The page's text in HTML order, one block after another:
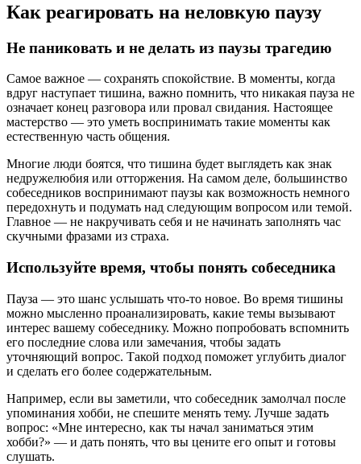
Как реагировать на неловкую паузу
Не паниковать и не делать из паузы трагедию
Самое важное — сохранять спокойствие. В моменты, когда
вдруг наступает тишина, важно помнить, что никакая пауза не
означает конец разговора или провал свидания. Настоящее
мастерство — это уметь воспринимать такие моменты как
естественную часть общения.
Многие люди боятся, что тишина будет выглядеть как знак
недружелюбия или отторжения. На самом деле, большинство
собеседников воспринимают паузы как возможность немного
передохнуть и подумать над следующим вопросом или темой.
Главное — не накручивать себя и не начинать заполнять час
скучными фразами из страха.
Используйте время, чтобы понять собеседника
Пауза — это шанс услышать что-то новое. Во время тишины
можно мысленно проанализировать, какие темы вызывают
интерес вашему собеседнику. Можно попробовать вспомнить
его последние слова или замечания, чтобы задать
уточняющий вопрос. Такой подход поможет углубить диалог
и сделать его более содержательным.
Например, если вы заметили, что собеседник замолчал после
упоминания хобби, не спешите менять тему. Лучше задать
вопрос: «Мне интересно, как ты начал заниматься этим
хобби?» — и дать понять, что вы цените его опыт и готовы
слушать.